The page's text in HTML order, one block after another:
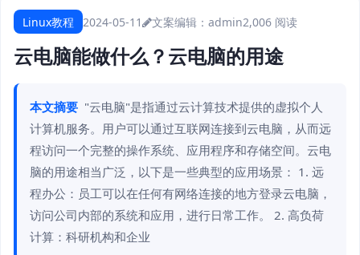
Linux教程 2024-05-11 文案编辑：admin2,006 阅读
云电脑能做什么？云电脑的用途
本文摘要 "云电脑"是指通过云计算技术提供的虚拟个人
计算机服务。用户可以通过互联网连接到云电脑，从而远
程访问一个完整的操作系统、应用程序和存储空间。云电
脑的用途相当广泛，以下是一些典型的应用场景： 1. 远
程办公：员工可以在任何有网络连接的地方登录云电脑，
访问公司内部的系统和应用，进行日常工作。 2. 高负荷
计算：科研机构和企业